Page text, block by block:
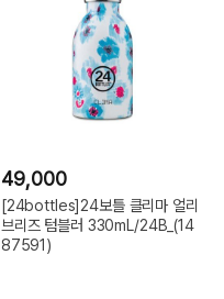
49,000
[24bottles]24보틀 클리마 얼리
브리즈 텀블러 330mL/24B_(14
87591)